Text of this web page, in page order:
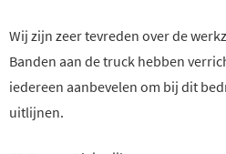
Wij zijn zeer tevreden over de
Banden aan de truck hebben
iedereen aanbevelen om bij dit
uitlijnen.